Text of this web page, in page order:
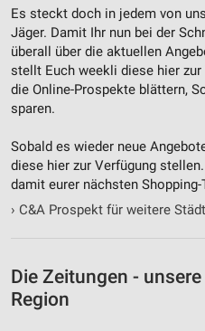
Es steckt doch in jedem von
Jäger. Damit Ihr nun bei der
überall über die aktuellen
stellt Euch weekli diese hier
die Online-Prospekte blättern,
sparen.
Sobald es wieder neue
diese hier zur Verfügung
damit eurer nächsten
› C&A Prospekt für weitere
Die Zeitungen -
Region